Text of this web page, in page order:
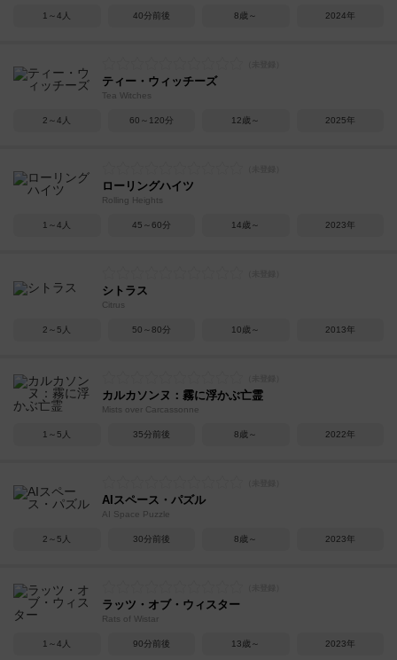
1～4人 40分前後 8歳～ 2024年
ティー・ウィッチーズ
Tea Witches
2～4人 60～120分 12歳～ 2025年
ローリングハイツ
Rolling Heights
1～4人 45～60分 14歳～ 2023年
シトラス
Citrus
2～5人 50～80分 10歳～ 2013年
カルカソンヌ：霧に浮かぶ亡霊
Mists over Carcassonne
1～5人 35分前後 8歳～ 2022年
AIスペース・パズル
AI Space Puzzle
2～5人 30分前後 8歳～ 2023年
ラッツ・オブ・ウィスター
Rats of Wistar
1～4人 90分前後 13歳～ 2023年